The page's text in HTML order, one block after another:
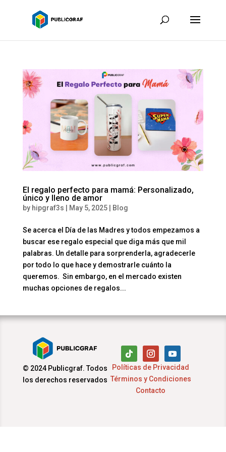
El regalo perfecto para mamá: Personalizado,
único y lleno de amor
by hipgraf3s | May 5, 2025| Blog
Se acerca el Día de las Madres y todos empezamos a
buscar ese regalo especial que diga más que mil
palabras. Un detalle para sorprenderla, agradecerle
por todo lo que hace y demostrarle cuánto la
queremos. Sin embargo, en el mercado existen
muchas opciones de regalos...
© 2024 Publicgraf. Todos
los derechos reservados
Políticas de Privacidad
Términos y Condiciones
Contacto